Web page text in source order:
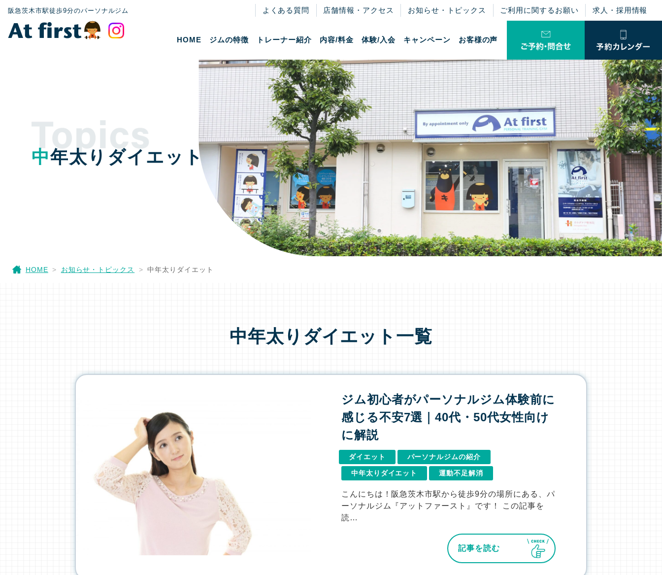
阪急茨木市駅徒歩9分のパーソナルジム よくある質問 店舗情報・アクセス お知らせ・トピックス ご利用に関するお願い 求人・採用情報
HOME ジムの特徴 トレーナー紹介 内容/料金 体験/入会 キャンペーン お客様の声
中年太りダイエット
HOME お知らせ・トピックス 中年太りダイエット
中年太りダイエット一覧
ジム初心者がパーソナルジム体験前に
感じる不安7選｜40代・50代女性向け
に解説
ダイエット パーソナルジムの紹介
中年太りダイエット 運動不足解消
こんにちは！阪急茨木市駅から徒歩9分の場所にある、パ
ーソナルジム『アットファースト』です！ この記事を
読…
記事を読む